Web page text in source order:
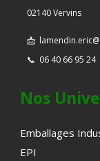
02140 Vervins
📩
📞 06 40 66 95 24
Nos
Emballages
EPI